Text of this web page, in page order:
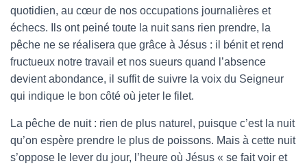
quotidien, au cœur de nos occupations journalières et
échecs. Ils ont peiné toute la nuit sans rien prendre, la
pêche ne se réalisera que grâce à Jésus : il bénit et rend
fructueux notre travail et nos sueurs quand l’absence
devient abondance, il suffit de suivre la voix du Seigneur
qui indique le bon côté où jeter le filet.
La pêche de nuit : rien de plus naturel, puisque c’est la nuit
qu’on espère prendre le plus de poissons. Mais à cette nuit
s’oppose le lever du jour, l’heure où Jésus « se fait voir et